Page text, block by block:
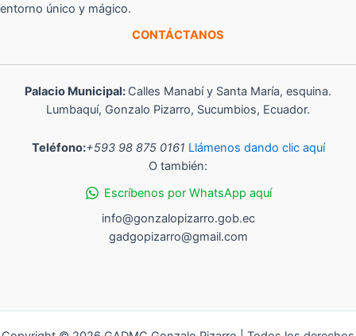
entorno único y mágico.
CONTÁCTANOS
Palacio Municipal: Calles Manabí y Santa María, esquina.
Lumbaquí, Gonzalo Pizarro, Sucumbios, Ecuador.
Teléfono:+593 98 875 0161 Llámenos dando clic aquí
O también:
Escríbenos por WhatsApp aquí
info@gonzalopizarro.gob.ec
gadgopizarro@gmail.com